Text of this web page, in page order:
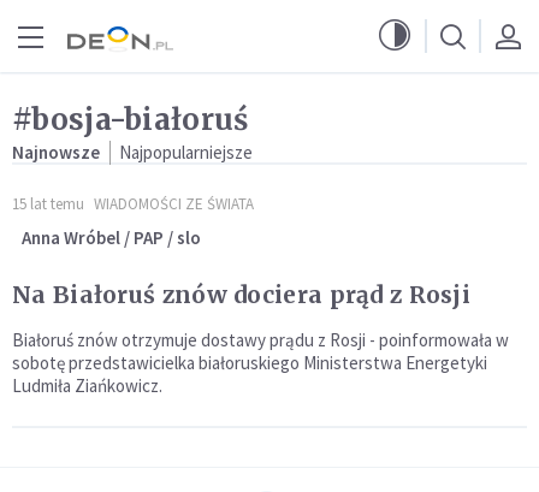
#bosja-białoruś
Najnowsze Najpopularniejsze
15 lat temu WIADOMOŚCI ZE ŚWIATA
Anna Wróbel / PAP / slo
Na Białoruś znów dociera prąd z Rosji
Białoruś znów otrzymuje dostawy prądu z Rosji - poinformowała w
sobotę przedstawicielka białoruskiego Ministerstwa Energetyki
Ludmiła Ziańkowicz.